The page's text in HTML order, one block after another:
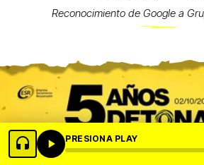
Reconocimiento de Google a
PRESIONA PLAY